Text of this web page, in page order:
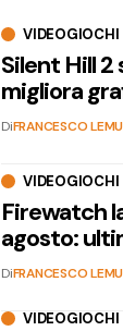
VIDEOGIOCHI
Silent Hill 2
migliora
DiFRANCESCO
VIDEOGIOCHI
Firewatch
agosto:
DiFRANCESCO
VIDEOGIOCHI